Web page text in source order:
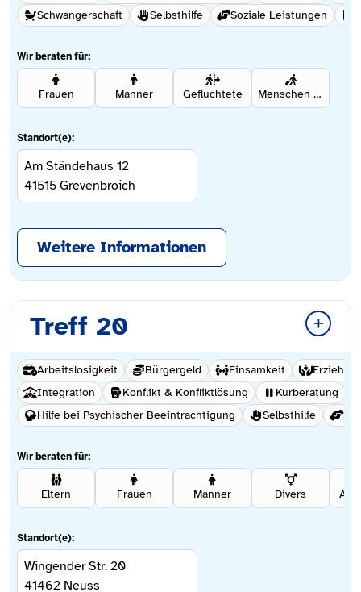
Schwangerschaft Selbsthilfe Soziale Leistungen
Wir beraten für:
Frauen Männer Geflüchtete Menschen mit Migrationshintergrund
Standort(e):
Am Ständehaus 12
41515 Grevenbroich
Weitere Informationen
Treff 20
Arbeitslosigkeit Bürgergeld Einsamkeit
Integration
Konflikt & Konfliktlösung
Kurberatung
Hilfe bei Psychischer Beeinträchtigung
Selbsthilfe
Wir beraten für:
Eltern Frauen Männer Divers
Standort(e):
Wingender Str. 20
41462 Neuss